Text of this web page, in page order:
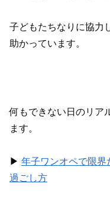
子どもたちなりに協力
助かっています。
何もできない日のリア
ます。
▶︎ 年子ワンオペで限界
過ごし方